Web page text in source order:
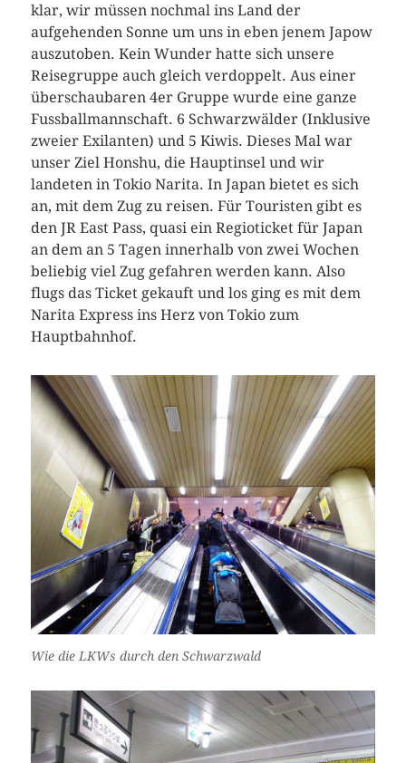
klar, wir müssen nochmal ins Land der
aufgehenden Sonne um uns in eben jenem Japow
auszutoben. Kein Wunder hatte sich unsere
Reisegruppe auch gleich verdoppelt. Aus einer
überschaubaren 4er Gruppe wurde eine ganze
Fussballmannschaft. 6 Schwarzwälder (Inklusive
zweier Exilanten) und 5 Kiwis. Dieses Mal war
unser Ziel Honshu, die Hauptinsel und wir
landeten in Tokio Narita. In Japan bietet es sich
an, mit dem Zug zu reisen. Für Touristen gibt es
den JR East Pass, quasi ein Regioticket für Japan
an dem an 5 Tagen innerhalb von zwei Wochen
beliebig viel Zug gefahren werden kann. Also
flugs das Ticket gekauft und los ging es mit dem
Narita Express ins Herz von Tokio zum
Hauptbahnhof.
Wie die LKWs durch den Schwarzwald